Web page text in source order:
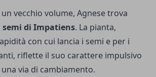
vecchio volume, Agnese trova
di Impatiens. La pianta,
con cui lancia i semi e per i
riflette il suo carattere impulsivo
via di cambiamento.